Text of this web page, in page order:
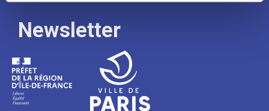
Newsletter